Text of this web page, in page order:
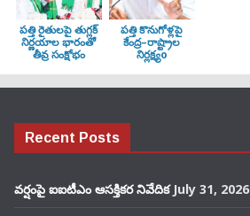
పత్తి రైతులపై తుగ్లక్‌
నిర్ణయాల భారంతో
తీవ్ర సంక్షోభం
పత్తి కొనుగోళ్లపై
కేంద్ర–రాష్ట్రాల
నిర్లక్ష్యo
Recent Posts
వర్షంపై ఐఐటీఎం ఆసక్తికర నివేదిక July 31, 2026